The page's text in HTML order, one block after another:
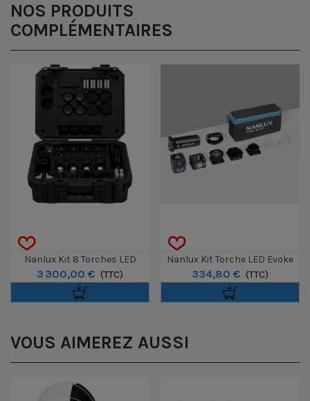
NOS PRODUITS
COMPLÉMENTAIRES
Nanlux Kit 8 Torches LED
Evoke 5C Avec Accessoires
3 300,00 € (TTC)
Nanlux Kit Torche LED Evoke
5C Avec Accessoires
334,80 € (TTC)
VOUS AIMEREZ AUSSI